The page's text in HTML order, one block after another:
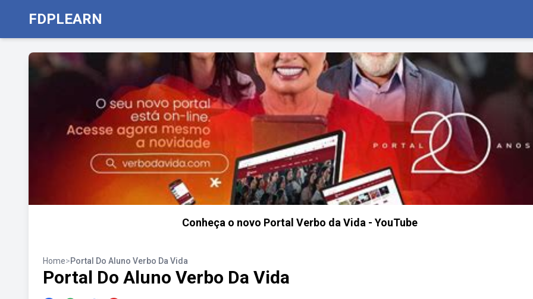
FDPLEARN
Conheça o novo Portal Verbo da Vida - YouTube
Home>Portal Do Aluno Verbo Da Vida
Portal Do Aluno Verbo Da Vida